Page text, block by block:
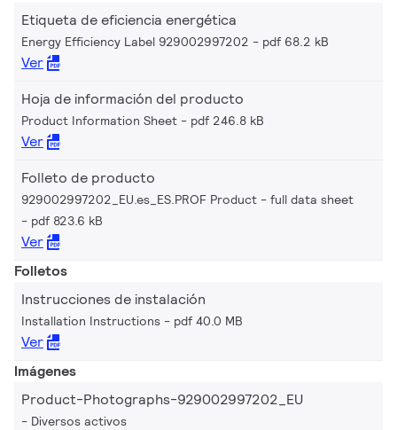
Etiqueta de eficiencia energética
Energy Efficiency Label 929002997202 pdf 68.2 kB
Ver
Hoja de información del producto
Product Information Sheet pdf 246.8 kB
Ver
Folleto de producto
929002997202_EU.es_ES.PROF Product - full data sheet
pdf 823.6 kB
Ver
Folletos
Instrucciones de instalación
Installation Instructions pdf 40.0 MB
Ver
Imágenes
Product-Photographs-929002997202_EU
Diversos activos